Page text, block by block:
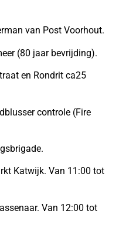
van Post Voorhout.
(80 jaar bevrijding).
en Rondrit ca25
controle (Fire
Katwijk. Van 11:00 tot
Van 12:00 tot